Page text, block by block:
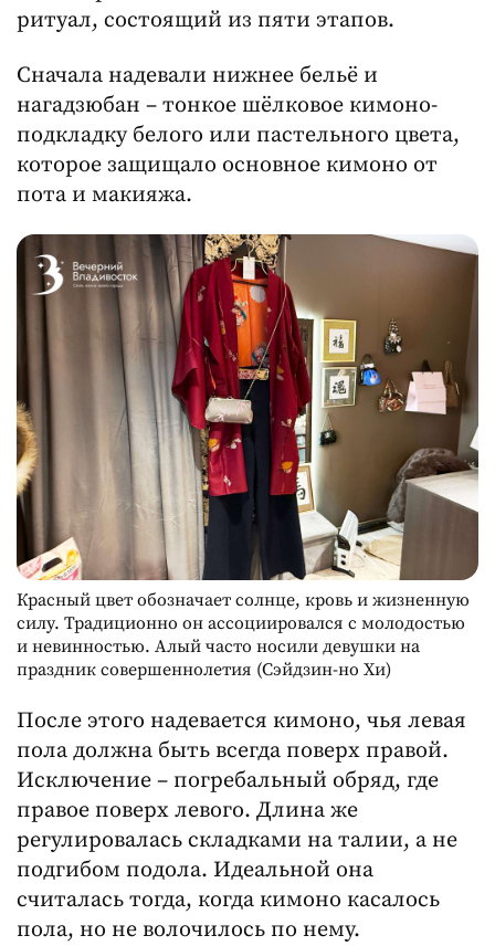
ритуал, состоящий из пяти этапов.
Сначала надевали нижнее бельё и
нагадзюбан – тонкое шёлковое кимоно-
подкладку белого или пастельного цвета,
которое защищало основное кимоно от
пота и макияжа.
Красный цвет обозначает солнце, кровь и жизненную
силу. Традиционно он ассоциировался с молодостью
и невинностью. Алый часто носили девушки на
праздник совершеннолетия (Сэйдзин-но Хи)
После этого надевается кимоно, чья левая
пола должна быть всегда поверх правой.
Исключение – погребальный обряд, где
правое поверх левого. Длина же
регулировалась складками на талии, а не
подгибом подола. Идеальной она
считалась тогда, когда кимоно касалось
пола, но не волочилось по нему.